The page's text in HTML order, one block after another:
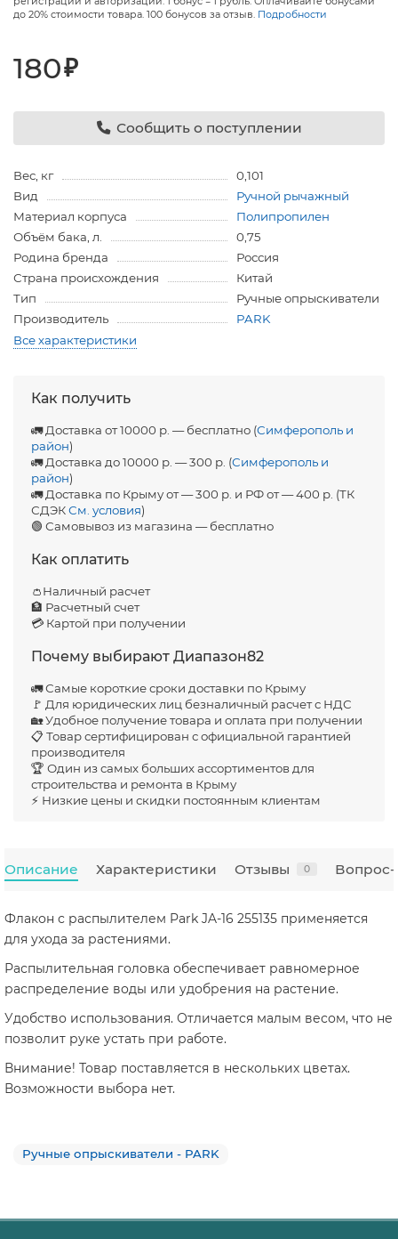
до 20% стоимости товара. 100 бонусов за отзыв. Подробности
180₽
Сообщить о поступлении
Вес, кг
0,101
Вид
Ручной рычажный
Материал корпуса
Полипропилен
Объём бака, л.
0,75
Родина бренда
Россия
Страна происхождения
Китай
Тип
Ручные опрыскиватели
Производитель
PARK
Все характеристики
Как получить
🚛 Доставка от 10000 р. — бесплатно (Симферополь и
район)
🚛 Доставка до 10000 р. — 300 р. (Симферополь и
район)
🚛 Доставка по Крыму от — 300 р. и РФ от — 400 р. (ТК
СДЭКСм. условия)
🟢 Самовывоз из магазина — бесплатно
Как оплатить
👛Наличный расчет
🏦 Расчетный счет
💳 Картой при получении
Почему выбирают Диапазон82
🚛 Самые короткие сроки доставки по Крыму
🚩 Для юридических лиц безналичный расчет с НДС
🏡 Удобное получение товара и оплата при получении
📋 Товар сертифицирован с официальной гарантией
производителя
🏆 Один из самых больших ассортиментов для
строительства и ремонта в Крыму
⚡ Низкие цены и скидки постоянным клиентам
Описание Характеристики Отзывы 0 Вопрос-
Флакон с распылителем Park JA-16 255135 применяется
для ухода за растениями.
Распылительная головка обеспечивает равномерное
распределение воды или удобрения на растение.
Удобство использования. Отличается малым весом, что не
позволит руке устать при работе.
Внимание! Товар поставляется в нескольких цветах.
Возможности выбора нет.
Ручные опрыскиватели - PARK